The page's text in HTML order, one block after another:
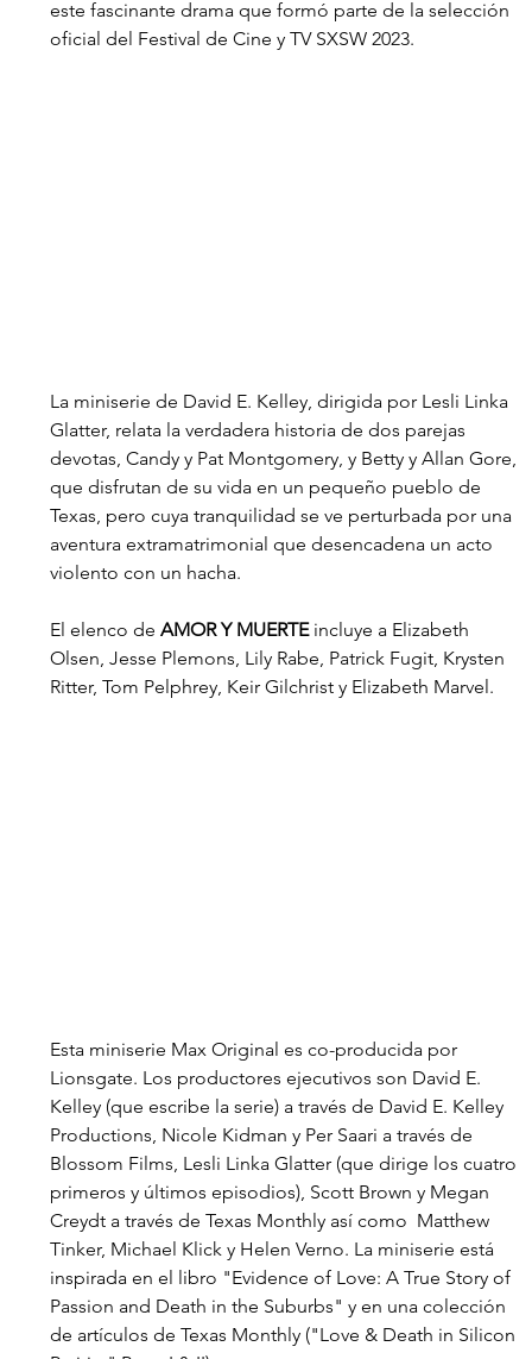
este fascinante drama que formó parte de la selección
oficial del Festival de Cine y TV SXSW 2023.
La miniserie de David E. Kelley, dirigida por Lesli Linka
Glatter, relata la verdadera historia de dos parejas
devotas, Candy y Pat Montgomery, y Betty y Allan Gore,
que disfrutan de su vida en un pequeño pueblo de
Texas, pero cuya tranquilidad se ve perturbada por una
aventura extramatrimonial que desencadena un acto
violento con un hacha.
El elenco de AMOR Y MUERTE incluye a Elizabeth
Olsen, Jesse Plemons, Lily Rabe, Patrick Fugit, Krysten
Ritter, Tom Pelphrey, Keir Gilchrist y Elizabeth Marvel.
Esta miniserie Max Original es co-producida por
Lionsgate. Los productores ejecutivos son David E.
Kelley (que escribe la serie) a través de David E. Kelley
Productions, Nicole Kidman y Per Saari a través de
Blossom Films, Lesli Linka Glatter (que dirige los cuatro
primeros y últimos episodios), Scott Brown y Megan
Creydt a través de Texas Monthly así como  Matthew
Tinker, Michael Klick y Helen Verno. La miniserie está
inspirada en el libro "Evidence of Love: A True Story of
Passion and Death in the Suburbs" y en una colección
de artículos de Texas Monthly ("Love & Death in Silicon